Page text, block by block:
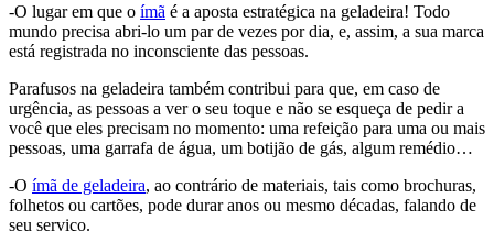
-O lugar em que o ímã é a aposta estratégica na geladeira! Todo
mundo precisa abri-lo um par de vezes por dia, e, assim, a sua marca
está registrada no inconsciente das pessoas.
Parafusos na geladeira também contribui para que, em caso de
urgência, as pessoas a ver o seu toque e não se esqueça de pedir a
você que eles precisam no momento: uma refeição para uma ou mais
pessoas, uma garrafa de água, um botijão de gás, algum remédio…
-O ímã de geladeira, ao contrário de materiais, tais como brochuras,
folhetos ou cartões, pode durar anos ou mesmo décadas, falando de
seu serviço.